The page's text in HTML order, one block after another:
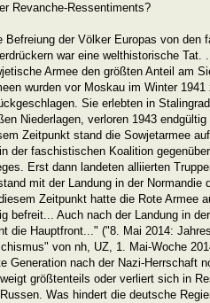
Revanche-Ressentiments?
Befreiung der Völker Europas von den
war eine welthistorische Tat.
Armee den größten Anteil am
wurden vor Moskau im Winter
Sie erlebten in
Niederlagen, verloren 1943
Zeitpunkt stand die Sowjetarmee
der faschistischen Koalition
Erst dann landeten alliierten
mit der Landung in der Normandie
Zeitpunkt hatte die Rote Armee
befreit... Auch nach der Landung in
die Hauptfront..." ("8. Mai 2014:
von nh, UZ, 1. Mai-Woche
Generation nach der Nazi-Herrschaft
größtenteils oder verliert sich in
Was hindert die deutsche